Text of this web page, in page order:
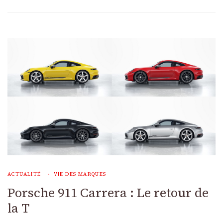
ACTUALITÉ VIE DES MARQUES
Porsche 911 Carrera : Le retour de
la T